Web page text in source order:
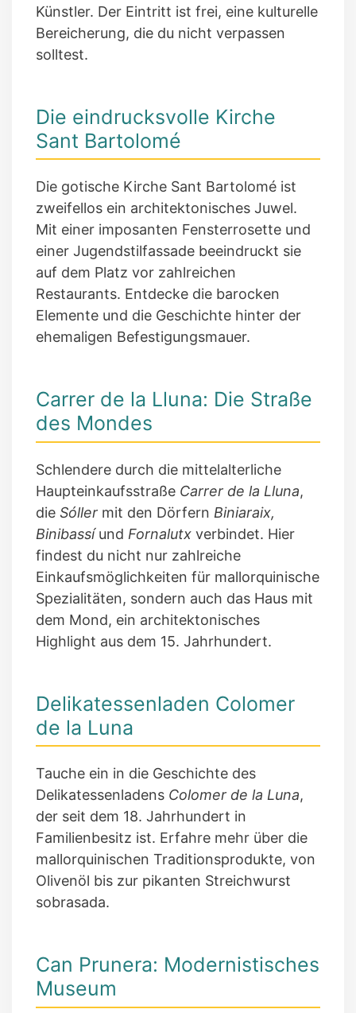
Künstler. Der Eintritt ist frei, eine kulturelle
Bereicherung, die du nicht verpassen
solltest.
Die eindrucksvolle Kirche
Sant Bartolomé
Die gotische Kirche Sant Bartolomé ist
zweifellos ein architektonisches Juwel.
Mit einer imposanten Fensterrosette und
einer Jugendstilfassade beeindruckt sie
auf dem Platz vor zahlreichen
Restaurants. Entdecke die barocken
Elemente und die Geschichte hinter der
ehemaligen Befestigungsmauer.
Carrer de la Lluna: Die Straße
des Mondes
Schlendere durch die mittelalterliche
Haupteinkaufsstraße Carrer de la Lluna,
die Sóller mit den Dörfern Biniaraix,
Binibassíund Fornalutx verbindet. Hier
findest du nicht nur zahlreiche
Einkaufsmöglichkeiten für mallorquinische
Spezialitäten, sondern auch das Haus mit
dem Mond, ein architektonisches
Highlight aus dem 15. Jahrhundert.
Delikatessenladen Colomer
de la Luna
Tauche ein in die Geschichte des
Delikatessenladens Colomer de la Luna,
der seit dem 18. Jahrhundert in
Familienbesitz ist. Erfahre mehr über die
mallorquinischen Traditionsprodukte, von
Olivenöl bis zur pikanten Streichwurst
sobrasada.
Can Prunera: Modernistisches
Museum